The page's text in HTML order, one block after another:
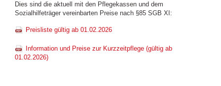
Dies sind die aktuell mit den Pflegekassen und dem
Sozialhilfeträger vereinbarten Preise nach §85 SGB XI:
Preisliste gültig ab 01.02.2026
Information und Preise zur Kurzzeitpflege (gültig ab
01.02.2026)